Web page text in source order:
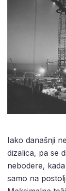
Iako današnji
dizalica, pa se
nebodere,
samo na